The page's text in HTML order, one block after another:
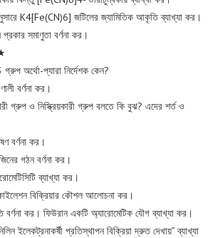
K4[Fe(CN)6] জটিলের জ্যামিতিক আকৃতি ব্যাখ্যা কর।
সমাণুতা বর্ণনা কর।
অর্থো-প্যারা নির্দেশক কেন?
বর্ণনা কর।
গ্রুপ ও নিস্ক্রিয়কারী গ্রুপ বলতে কি বুঝ? এদের শর্ত ও
বর্ণনা কর।
গঠন বর্ণনা কর।
ব্যাখ্যা কর।
বিক্রিয়ার কৌশল আলোচনা কর।
বর্ণনা কর। ফিউরান একটি অ্যারোমেটিক যৌগ ব্যাখ্যা কর।
ইলেকট্রনাকর্ষী প্রতিস্থাপন বিক্রিয়া দ্রুত দেখায়” ব্যাখ্যা